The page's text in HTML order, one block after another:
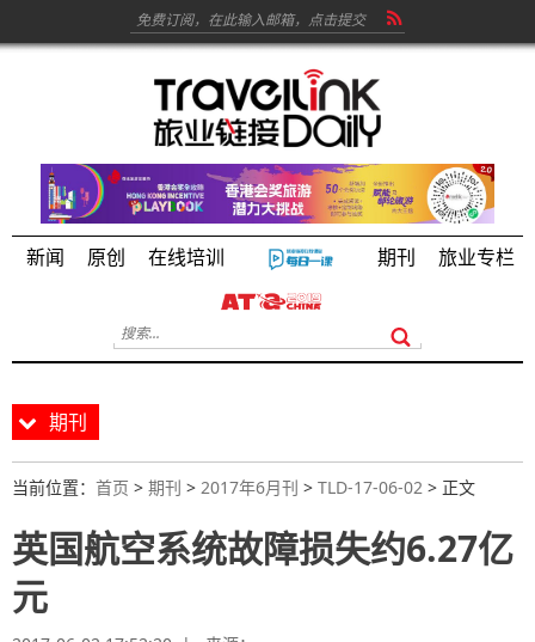
新闻 原创 在线培训 期刊 旅业专栏
期刊
当前位置： 首页 > 期刊 > 2017年6月刊 > TLD-17-06-02 > 正文
英国航空系统故障损失约6.27亿
元